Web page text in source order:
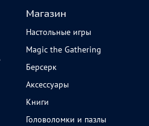
Магазин
Настольные игры
Magic the Gathering
Берсерк
Аксессуары
Книги
Головоломки и пазлы